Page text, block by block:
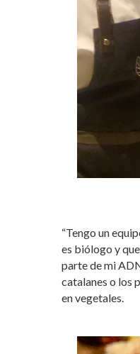
“Tengo un
es biólogo y
parte de mi
catalanes o los
en vegetales.